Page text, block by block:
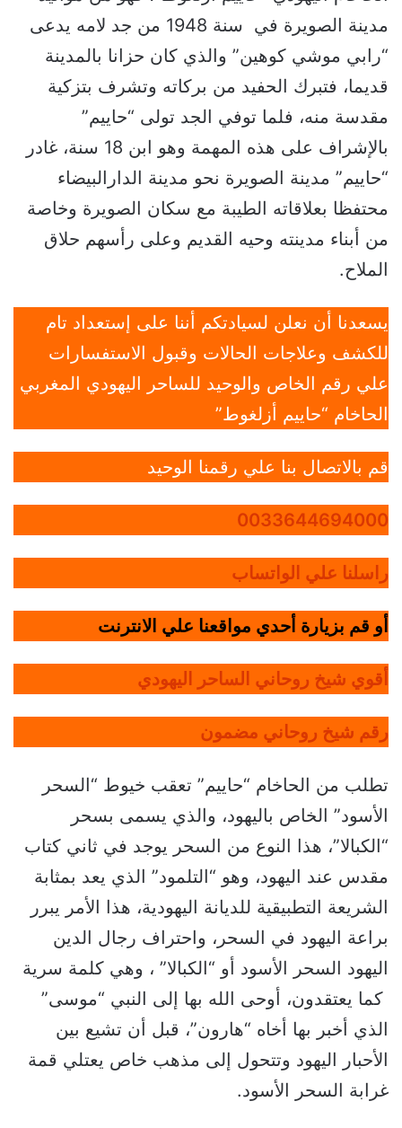
مدينة الصويرة في سنة 1948 من جد لامه يدعى
“رابي موشي كوهين” والذي كان حزانا بالمدينة
قديما، فتبرك الحفيد من بركاته وتشرف بتزكية
مقدسة منه، فلما توفي الجد تولى “حاييم”
بالإشراف على هذه المهمة وهو ابن 18 سنة، غادر
“حاييم” مدينة الصويرة نحو مدينة الدارالبيضاء
محتفظا بعلاقاته الطيبة مع سكان الصويرة وخاصة
من أبناء مدينته وحيه القديم وعلى رأسهم حلاق
الملاح.
يسعدنا أن نعلن لسيادتكم أننا على إستعداد تام
للكشف وعلاجات الحالات وقبول الاستفسارات
علي رقم الخاص والوحيد للساحر اليهودي المغربي
الحاخام “حاييم أزلغوط”
قم بالاتصال بنا علي رقمنا الوحيد
0033644694000
راسلنا علي الواتساب
أو قم بزيارة أحدي مواقعنا علي الانترنت
أقوي شيخ روحاني الساحر اليهودي
رقم شيخ روحاني مضمون
تطلب من الحاخام “حاييم” تعقب خيوط “السحر
الأسود” الخاص باليهود، والذي يسمى بسحر
“الكبالا”، هذا النوع من السحر يوجد في ثاني كتاب
مقدس عند اليهود، وهو “التلمود” الذي يعد بمثابة
الشريعة التطبيقية للديانة اليهودية، هذا الأمر يبرر
براعة اليهود في السحر، واحتراف رجال الدين
اليهود السحر الأسود أو “الكبالا” ، وهي كلمة سرية
كما يعتقدون، أوحى الله بها إلى النبي “موسى”
الذي أخبر بها أخاه “هارون”، قبل أن تشيع بين
الأحبار اليهود وتتحول إلى مذهب خاص يعتلي قمة
غرابة السحر الأسود.